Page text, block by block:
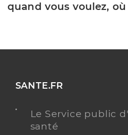
quand vous voulez,
SANTE.FR
Le Service public
santé